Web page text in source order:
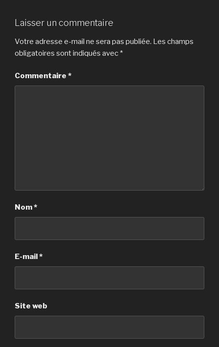
Laisser un commentaire
Votre adresse e-mail ne sera pas publiée. Les champs
obligatoires sont indiqués avec *
Commentaire *
Nom*
E-mail*
Site web